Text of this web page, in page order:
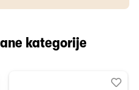
kategorije